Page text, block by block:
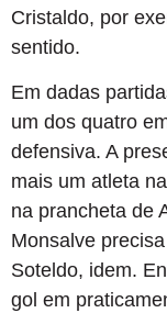
Cristaldo, por
sentido.
Em dadas
um dos quatro
defensiva. A
mais um atleta
na prancheta de
Monsalve
Soteldo, idem.
gol em